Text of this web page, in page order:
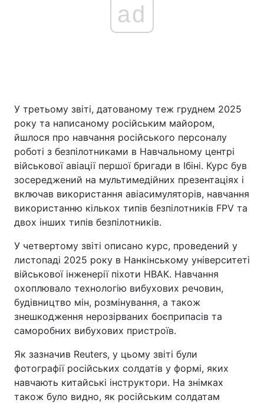
ad
У третьому звіті, датованому теж груднем 2025
року та написаному російським майором,
йшлося про навчання російського персоналу
роботі з безпілотниками в Навчальному центрі
військової авіації першої бригади в Ібіні. Курс був
зосереджений на мультимедійних презентаціях і
включав використання авіасимуляторів, навчання
використанню кількох типів безпілотників FPV та
двох інших типів безпілотників.
У четвертому звіті описано курс, проведений у
листопаді 2025 року в Нанкінському університеті
військової інженерії піхоти НВАК. Навчання
охоплювало технологію вибухових речовин,
будівництво мін, розмінування, а також
знешкодження нерозірваних боєприпасів та
саморобних вибухових пристроїв.
Як зазначив Reuters, у цьому звіті були
фотографії російських солдатів у формі, яких
навчають китайські інструктори. На знімках
також було видно, як російським солдатам